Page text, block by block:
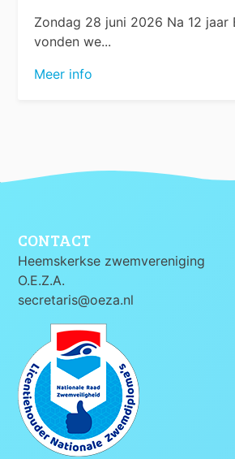
Zondag 28 juni 2026 Na 12 jaar
vonden we...
Meer info
CONTACT
Heemskerkse zwemvereniging
O.E.Z.A.
secretaris@oeza.nl